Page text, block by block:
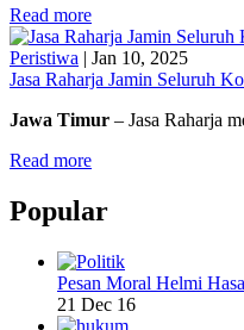
Read more
Peristiwa | Jan 10, 2025
Jasa Raharja Jamin Seluruh
Jawa Timur – Jasa Raharja
Read more
Popular
Pesan Moral Helmi
21 Dec 16